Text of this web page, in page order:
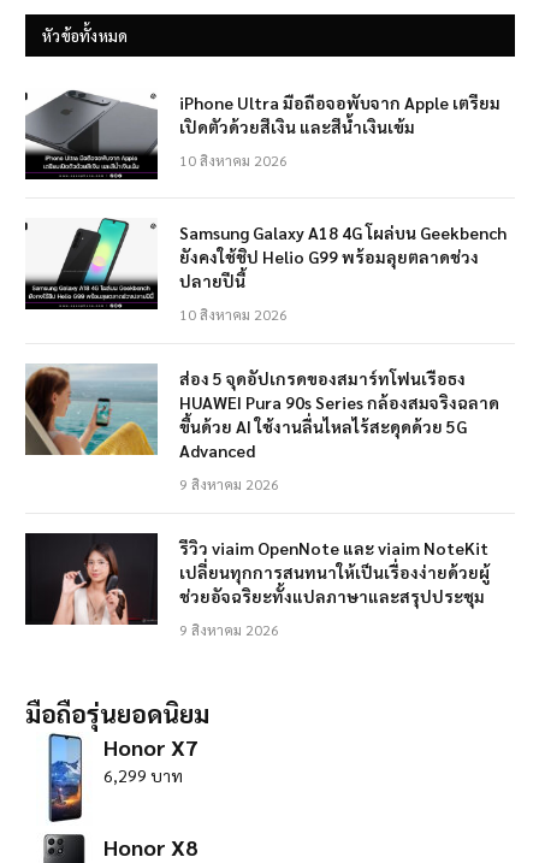
หัวข้อทั้งหมด
iPhone Ultra มือถือจอพับจาก Apple เตรียม
เปิดตัวด้วยสีเงิน และสีน้ำเงินเข้ม
10 สิงหาคม 2026
Samsung Galaxy A18 4G โผล่บน Geekbench
ยังคงใช้ชิป Helio G99 พร้อมลุยตลาดช่วง
ปลายปีนี้
10 สิงหาคม 2026
ส่อง 5 จุดอัปเกรดของสมาร์ทโฟนเรือธง
HUAWEI Pura 90s Series กล้องสมจริงฉลาด
ขึ้นด้วย AI ใช้งานลื่นไหลไร้สะดุดด้วย 5G
Advanced
9 สิงหาคม 2026
รีวิว viaim OpenNote และ viaim NoteKit
เปลี่ยนทุกการสนทนาให้เป็นเรื่องง่ายด้วยผู้
ช่วยอัจฉริยะทั้งแปลภาษาและสรุปประชุม
9 สิงหาคม 2026
มือถือรุ่นยอดนิยม
Honor X7
6,299 บาท
Honor X8